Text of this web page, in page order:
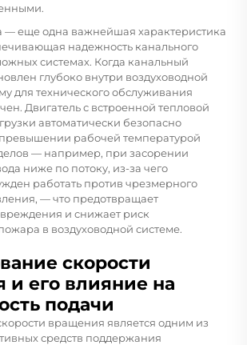
— еще одна важнейшая характеристика
надежность канального
системах. Когда канальный
глубоко внутри воздуховодной
для технического обслуживания
Двигатель с встроенной тепловой
автоматически безопасно
рабочей температурой
— например, при засорении
ниже по потоку, из-за чего
работать против чрезмерного
— что предотвращает
и снижает риск
в воздуховодной системе.
скорости
и его влияние на
подачи
вращения является одним из
средств поддержания